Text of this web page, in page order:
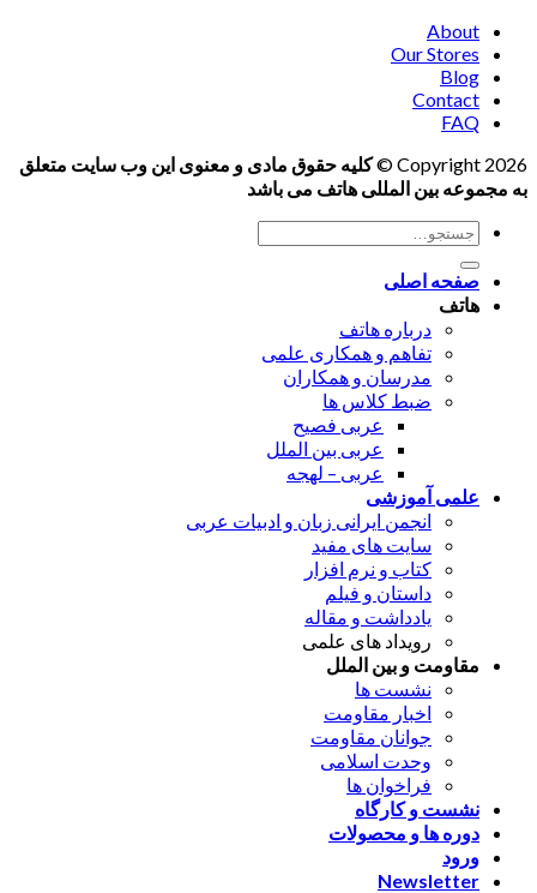
About
Our Stores
Blog
Contact
FAQ
Copyright 2026 ©
کلیه حقوق مادی و معنوی این وب سایت متعلق
به مجموعه بین المللی هاتف می باشد
جستجو
برای:
صفحه اصلی
هاتف
درباره هاتف
تفاهم و همکاری علمی
مدرسان و همکاران
ضبط کلاس ها
عربی فصیح
عربی بین الملل
عربی – لهجه
علمی آموزشی
انجمن ایرانی زبان و ادبیات عربی
سایت های مفید
کتاب و نرم افزار
داستان و فیلم
یادداشت و مقاله
رویداد های علمی
مقاومت و بین الملل
نشست ها
اخبار مقاومت
جوانان مقاومت
وحدت اسلامی
فراخوان ها
نشست و کارگاه
دوره ها و محصولات
ورود
Newsletter